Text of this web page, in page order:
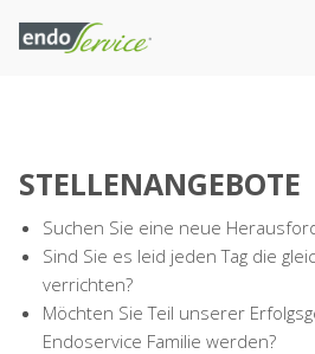
& SERVICE
STELLENANGEBOTE
Suchen Sie eine neue
Sind Sie es leid jeden Tag die
verrichten?
Möchten Sie Teil unserer
Endoservice Familie werden?